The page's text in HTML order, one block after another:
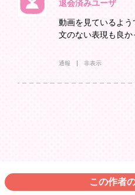
退会済みユーザ
動画を見ているよう
文のない表現も良か
通報 非表示
この作者